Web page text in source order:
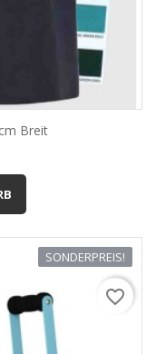
Breit
SONDERPREIS!
favorite_border